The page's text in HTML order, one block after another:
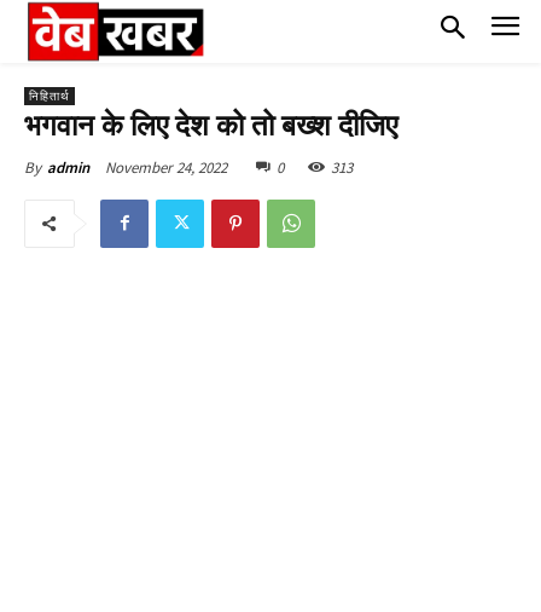
निहितार्थ
भगवान के लिए देश को तो बख्श दीजिए
By admin November 24, 2022 0 313